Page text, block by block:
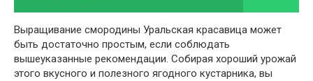
Выращивание смородины Уральская красавица может
быть достаточно простым, если соблюдать
вышеуказанные рекомендации. Собирая хороший урожай
этого вкусного и полезного ягодного кустарника, вы